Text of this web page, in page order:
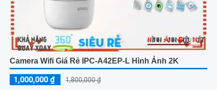
Camera Wifi Giá Rẻ IPC-A42EP-L Hình Ảnh 2K
1,000,000 ₫ 1,800,000 ₫